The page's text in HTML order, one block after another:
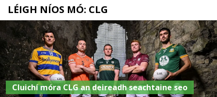
LÉIGH NÍOS MÓ: CLG
Cluichí móra CLG an deireadh seachtaine seo